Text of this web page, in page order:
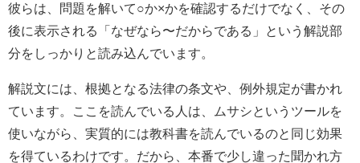
彼らは、問題を解いて○か×かを確認するだけでなく、その
後に表示される「なぜなら〜だからである」という解説部
分をしっかりと読み込んでいます。
解説文には、根拠となる法律の条文や、例外規定が書かれ
ています。ここを読んでいる人は、ムサシというツールを
使いながら、実質的には教科書を読んでいるのと同じ効果
を得ているわけです。だから、本番で少し違った聞かれ方